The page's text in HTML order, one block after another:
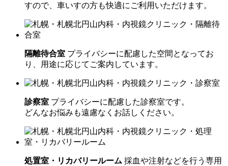
すので、車いすの方も快適にご利用いただけます。
隔離待合室 プライバシーに配慮した空間となってお
り、用途に応じてご案内しています。
診察室 プライバシーに配慮した診察室です。
どんなお悩みも遠慮なくお話しください。
処置室・リカバリールーム 採血や注射などを行う専用